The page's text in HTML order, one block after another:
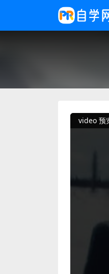
video 预